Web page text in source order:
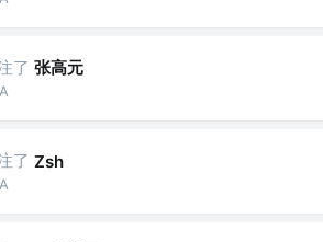
了 张高元
了 Zsh